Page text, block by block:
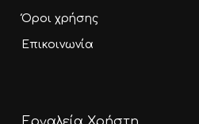
Όροι χρήσης
Επικοινωνία